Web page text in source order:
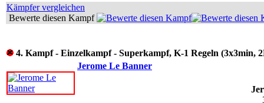
Kämpfer vergleichen
Bewerte diesen Kampf
4. Kampf - Einzelkampf - Superkampf, K-1 Regeln (3x3min,
Jerome Le Banner